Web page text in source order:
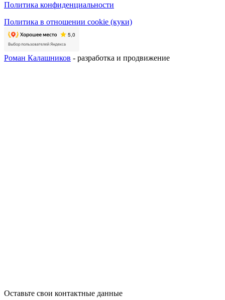
Политика конфиденциальности
Политика в отношении cookie (куки)
Роман Калашников - разработка и продвижение
Оставьте свои контактные данные